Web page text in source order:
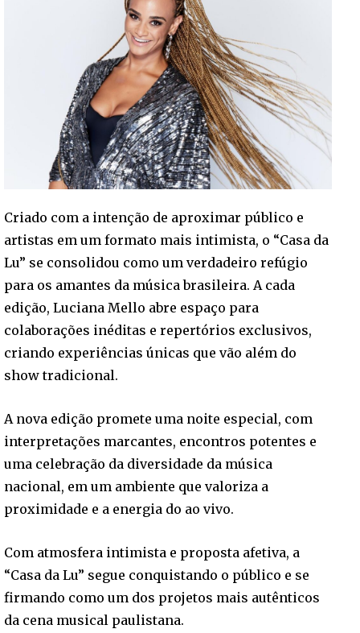
Criado com a intenção de aproximar público e
artistas em um formato mais intimista, o “Casa da
Lu” se consolidou como um verdadeiro refúgio
para os amantes da música brasileira. A cada
edição, Luciana Mello abre espaço para
colaborações inéditas e repertórios exclusivos,
criando experiências únicas que vão além do
show tradicional.
A nova edição promete uma noite especial, com
interpretações marcantes, encontros potentes e
uma celebração da diversidade da música
nacional, em um ambiente que valoriza a
proximidade e a energia do ao vivo.
Com atmosfera intimista e proposta afetiva, a
“Casa da Lu” segue conquistando o público e se
firmando como um dos projetos mais autênticos
da cena musical paulistana.